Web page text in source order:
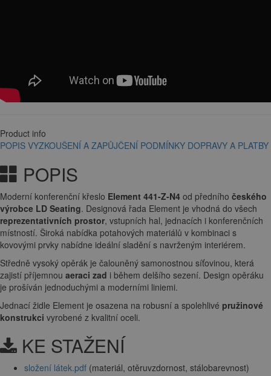
Product info
POPIS VYZKOUŠENÍ A ZAPŮJČENÍ PODMÍNKY DOPRAVY A PLATBY
POPIS
Moderní konferenční křeslo Element 441-Z-N4 od předního českého
výrobce LD Seating. Designová řada Element je vhodná do všech
reprezentativních prostor, vstupních hal, jednacích i konferenčních
místností. Široká nabídka potahových materiálů v kombinaci s
kovovými prvky nabídne ideální sladění s navrženým interiérem.
Středně vysoký opěrák je čalouněný samonostnou síťovinou, která
zajistí příjemnou aeraci zad i během delšího sezení. Design opěráku
je prošíván jednoduchými a moderními liniemi.
Jednací židle Element je osazena na robusní a spolehlivé pružinové
konstrukci vyrobené z kvalitní oceli.
KE STAŽENÍ
složení látek.pdf (materiál, otěruvzdornost, stálobarevnost)